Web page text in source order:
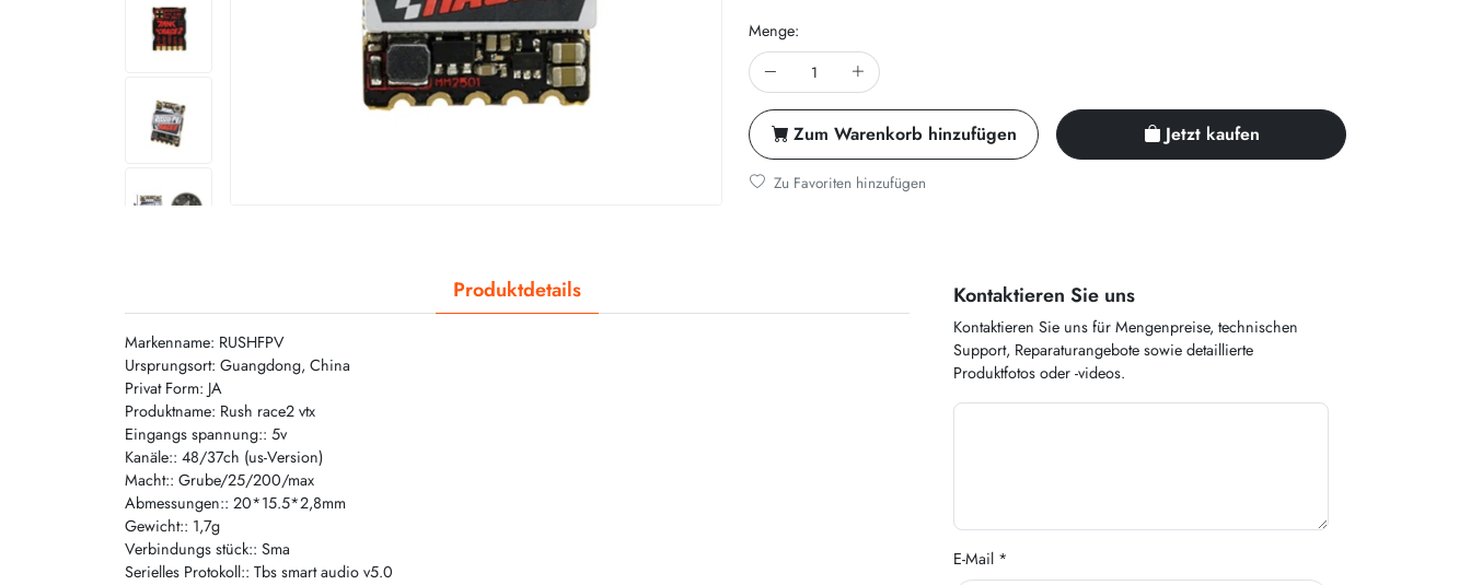
Menge:
Zum Warenkorb hinzufügen Jetzt kaufen
Zu Favoriten hinzufügen
Produktdetails
Markenname: RUSHFPV
Ursprungsort: Guangdong, China
Privat Form: JA
Produktname: Rush race2 vtx
Eingangs spannung:: 5v
Kanäle:: 48/37ch (us-Version)
Macht:: Grube/25/200/max
Abmessungen:: 20*15.5*2,8mm
Gewicht:: 1,7g
Verbindungs stück:: Sma
Serielles Protokoll:: Tbs smart audio v5.0
Kontaktieren Sie uns
Kontaktieren Sie uns für Mengenpreise, technischen
Support, Reparaturangebote sowie detaillierte
Produktfotos oder -videos.
E-Mail *